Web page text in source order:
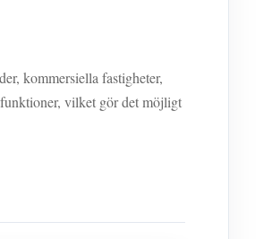
kommersiella fastigheter,
vilket gör det möjligt